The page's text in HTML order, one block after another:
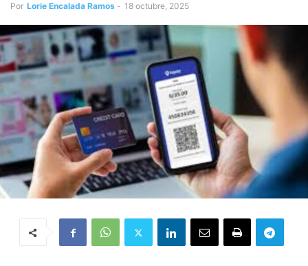
Por Lorie Encalada Ramos - 18 octubre, 2025